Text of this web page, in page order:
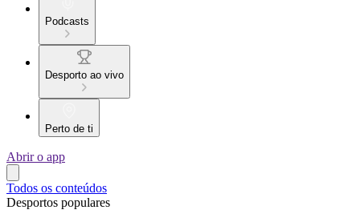
Podcasts
Desporto ao vivo
Perto de ti
Abrir o app
Todos os conteúdos
Desportos populares